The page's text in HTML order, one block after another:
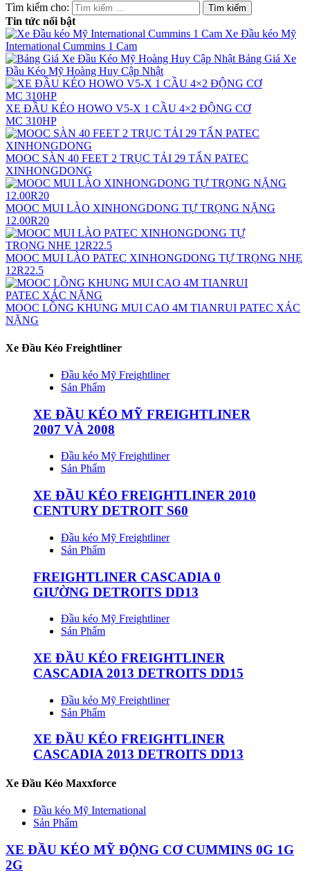
Tìm kiếm cho:
Tin tức nổi bật
Xe Đầu kéo Mỹ
International Cummins 1 Cam
Bảng Giá Xe
Đầu Kéo Mỹ Hoàng Huy Cập Nhật
XE ĐẦU KÉO HOWO V5-X 1 CẦU 4×2 ĐỘNG CƠ
MC 310HP
MOOC SÀN 40 FEET 2 TRỤC TẢI 29 TẤN PATEC
XINHONGDONG
MOOC MUI LÀO XINHONGDONG TỰ TRỌNG NẶNG
12.00R20
MOOC MUI LÀO PATEC XINHONGDONG TỰ TRỌNG NHẸ
12R22.5
MOOC LỒNG KHUNG MUI CAO 4M TIANRUI PATEC XÁC
NẶNG
Xe Đầu Kéo Freightliner
Đầu kéo Mỹ Freightliner
Sản Phẩm
XE ĐẦU KÉO MỸ FREIGHTLINER
2007 VÀ 2008
Đầu kéo Mỹ Freightliner
Sản Phẩm
XE ĐẦU KÉO FREIGHTLINER 2010
CENTURY DETROIT S60
Đầu kéo Mỹ Freightliner
Sản Phẩm
FREIGHTLINER CASCADIA 0
GIƯỜNG DETROITS DD13
Đầu kéo Mỹ Freightliner
Sản Phẩm
XE ĐẦU KÉO FREIGHTLINER
CASCADIA 2013 DETROITS DD15
Đầu kéo Mỹ Freightliner
Sản Phẩm
XE ĐẦU KÉO FREIGHTLINER
CASCADIA 2013 DETROITS DD13
Xe Đầu Kéo Maxxforce
Đầu kéo Mỹ International
Sản Phẩm
XE ĐẦU KÉO MỸ ĐỘNG CƠ CUMMINS 0G 1G
2G